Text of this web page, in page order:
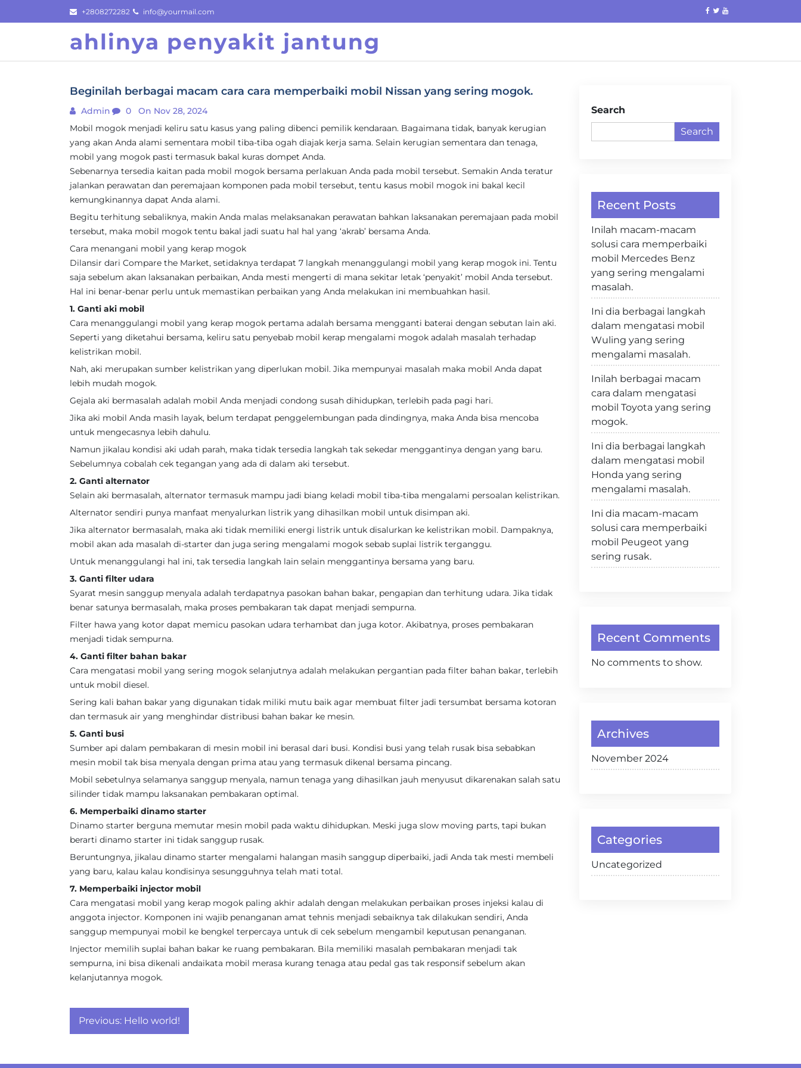
to
+2808272282 info@yourmail.com
ahlinya penyakit jantung
Beginilah berbagai macam cara cara memperbaiki mobil Nissan yang sering mogok.
Admin 0
On Nov 28, 2024
Mobil mogok menjadi keliru satu kasus yang paling dibenci pemilik kendaraan. Bagaimana tidak, banyak kerugian
yang akan Anda alami sementara mobil tiba-tiba ogah diajak kerja sama. Selain kerugian sementara dan tenaga,
mobil yang mogok pasti termasuk bakal kuras dompet Anda.
Sebenarnya tersedia kaitan pada mobil mogok bersama perlakuan Anda pada mobil tersebut. Semakin Anda teratur
jalankan perawatan dan peremajaan komponen pada mobil tersebut, tentu kasus mobil mogok ini bakal kecil
kemungkinannya dapat Anda alami.
Begitu terhitung sebaliknya, makin Anda malas melaksanakan perawatan bahkan laksanakan peremajaan pada mobil
tersebut, maka mobil mogok tentu bakal jadi suatu hal hal yang ‘akrab’ bersama Anda.
Cara menangani mobil yang kerap mogok
Dilansir dari Compare the Market, setidaknya terdapat 7 langkah menanggulangi mobil yang kerap mogok ini. Tentu
saja sebelum akan laksanakan perbaikan, Anda mesti mengerti di mana sekitar letak ‘penyakit’ mobil Anda tersebut.
Hal ini benar-benar perlu untuk memastikan perbaikan yang Anda melakukan ini membuahkan hasil.
1. Ganti aki mobil
Cara menanggulangi mobil yang kerap mogok pertama adalah bersama mengganti baterai dengan sebutan lain aki.
Seperti yang diketahui bersama, keliru satu penyebab mobil kerap mengalami mogok adalah masalah terhadap
kelistrikan mobil.
Nah, aki merupakan sumber kelistrikan yang diperlukan mobil. Jika mempunyai masalah maka mobil Anda dapat
lebih mudah mogok.
Gejala aki bermasalah adalah mobil Anda menjadi condong susah dihidupkan, terlebih pada pagi hari.
Jika aki mobil Anda masih layak, belum terdapat penggelembungan pada dindingnya, maka Anda bisa mencoba
untuk mengecasnya lebih dahulu.
Namun jikalau kondisi aki udah parah, maka tidak tersedia langkah tak sekedar menggantinya dengan yang baru.
Sebelumnya cobalah cek tegangan yang ada di dalam aki tersebut.
2. Ganti alternator
Selain aki bermasalah, alternator termasuk mampu jadi biang keladi mobil tiba-tiba mengalami persoalan kelistrikan.
Alternator sendiri punya manfaat menyalurkan listrik yang dihasilkan mobil untuk disimpan aki.
Jika alternator bermasalah, maka aki tidak memiliki energi listrik untuk disalurkan ke kelistrikan mobil. Dampaknya,
mobil akan ada masalah di-starter dan juga sering mengalami mogok sebab suplai listrik terganggu.
Untuk menanggulangi hal ini, tak tersedia langkah lain selain menggantinya bersama yang baru.
3. Ganti filter udara
Syarat mesin sanggup menyala adalah terdapatnya pasokan bahan bakar, pengapian dan terhitung udara. Jika tidak
benar satunya bermasalah, maka proses pembakaran tak dapat menjadi sempurna.
Filter hawa yang kotor dapat memicu pasokan udara terhambat dan juga kotor. Akibatnya, proses pembakaran
menjadi tidak sempurna.
4. Ganti filter bahan bakar
Cara mengatasi mobil yang sering mogok selanjutnya adalah melakukan pergantian pada filter bahan bakar, terlebih
untuk mobil diesel.
Sering kali bahan bakar yang digunakan tidak miliki mutu baik agar membuat filter jadi tersumbat bersama kotoran
dan termasuk air yang menghindar distribusi bahan bakar ke mesin.
5. Ganti busi
Sumber api dalam pembakaran di mesin mobil ini berasal dari busi. Kondisi busi yang telah rusak bisa sebabkan
mesin mobil tak bisa menyala dengan prima atau yang termasuk dikenal bersama pincang.
Mobil sebetulnya selamanya sanggup menyala, namun tenaga yang dihasilkan jauh menyusut dikarenakan salah satu
silinder tidak mampu laksanakan pembakaran optimal.
6. Memperbaiki dinamo starter
Dinamo starter berguna memutar mesin mobil pada waktu dihidupkan. Meski juga slow moving parts, tapi bukan
berarti dinamo starter ini tidak sanggup rusak.
Beruntungnya, jikalau dinamo starter mengalami halangan masih sanggup diperbaiki, jadi Anda tak mesti membeli
yang baru, kalau kalau kondisinya sesungguhnya telah mati total.
7. Memperbaiki injector mobil
Cara mengatasi mobil yang kerap mogok paling akhir adalah dengan melakukan perbaikan proses injeksi kalau di
anggota injector. Komponen ini wajib penanganan amat tehnis menjadi sebaiknya tak dilakukan sendiri, Anda
sanggup mempunyai mobil ke bengkel terpercaya untuk di cek sebelum mengambil keputusan penanganan.
Injector memilih suplai bahan bakar ke ruang pembakaran. Bila memiliki masalah pembakaran menjadi tak
sempurna, ini bisa dikenali andaikata mobil merasa kurang tenaga atau pedal gas tak responsif sebelum akan
kelanjutannya mogok.
Post
navigation
Previous: Hello world!
Search
Search
Recent Posts
Inilah macam-macam
solusi cara memperbaiki
mobil Mercedes Benz
yang sering mengalami
masalah.
Ini dia berbagai langkah
dalam mengatasi mobil
Wuling yang sering
mengalami masalah.
Inilah berbagai macam
cara dalam mengatasi
mobil Toyota yang sering
mogok.
Ini dia berbagai langkah
dalam mengatasi mobil
Honda yang sering
mengalami masalah.
Ini dia macam-macam
solusi cara memperbaiki
mobil Peugeot yang
sering rusak.
Recent Comments
No comments to show.
Archives
November 2024
Categories
Uncategorized